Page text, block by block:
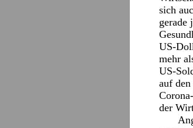
sich
gerade
US-
mehr
US-
auf
der